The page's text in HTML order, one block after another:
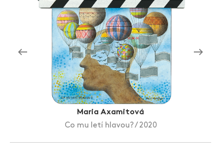
Aktuality
Zlín Film Festival
Maria Axamitová
Co mu letí hlavou? / 2020